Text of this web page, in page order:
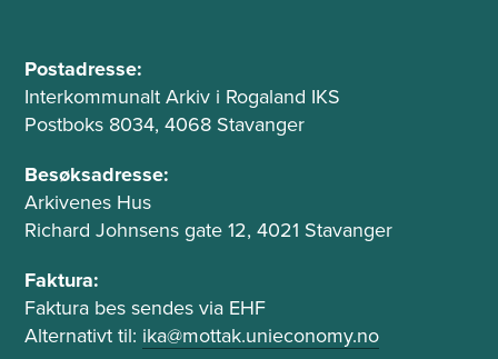
A
d
r
s
s
e
g
t
e
Postadresse:
Interkommunalt Arkiv i Rogaland IKS
Postboks 8034, 4068 Stavanger
Besøksadresse:
Arkivenes Hus
Richard Johnsens gate 12, 4021 Stavanger
Faktura:
Faktura bes sendes via EHF
Alternativt til: ika@mottak.unieconomy.no